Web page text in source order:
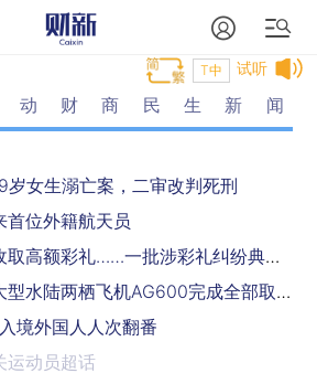
试听
T中
动财商民生新闻
岁女生溺亡案，二审改判死刑
首位外籍航天员
短期多次闪婚并收取高额彩礼……一批涉彩礼纠纷典型案例发布
中国自主研制，大型水陆两栖飞机AG600完成全部取证试飞科目
境外国人人次翻番
运动员超话